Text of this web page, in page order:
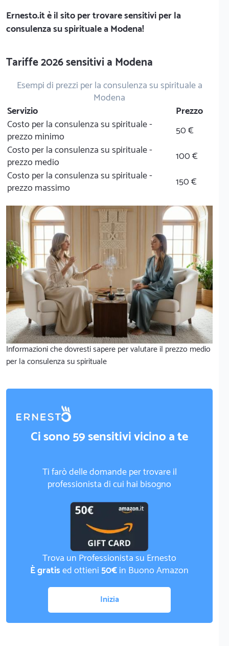
Ernesto.itè il sito per trovare sensitivi per la
consulenza su spirituale a Modena!
Tariffe 2026 sensitivi a Modena
Esempi di prezzi per la consulenza su spirituale a
Modena
Servizio
Prezzo
Costo per la consulenza su spirituale -
prezzo minimo
50 €
Costo per la consulenza su spirituale -
prezzo medio
100 €
Costo per la consulenza su spirituale -
prezzo massimo
150 €
Informazioni che dovresti sapere per valutare il prezzo medio
per la consulenza su spirituale
Ci sono 59 sensitivi vicino a te
Ti farò delle domande per trovare il
professionista di cui hai bisogno
Trova un Professionista su Ernesto
È gratised ottieni50€in Buono Amazon
Inizia